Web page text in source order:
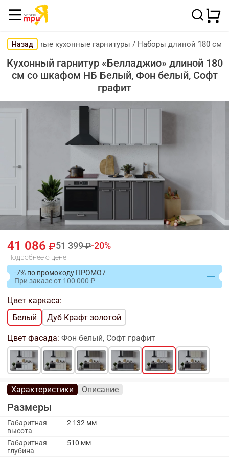
НазадГотовые кухонные гарнитуры / Наборы длиной 180 см
Кухонный гарнитур «Белладжио» длиной 180
см со шкафом НБ Белый, Фон белый, Софт
графит
41 086 51 399 20
Подробнее о цене
-7% по промокоду ПРОМО7
При заказеот 100 000
Цвет каркаса:
Белый
Дуб Крафт золотой
Цвет фасада: Фон белый, Софт графит
Характеристики Описание
Размеры
Габаритная
высота
2 132 мм
Габаритная
глубина
510 мм